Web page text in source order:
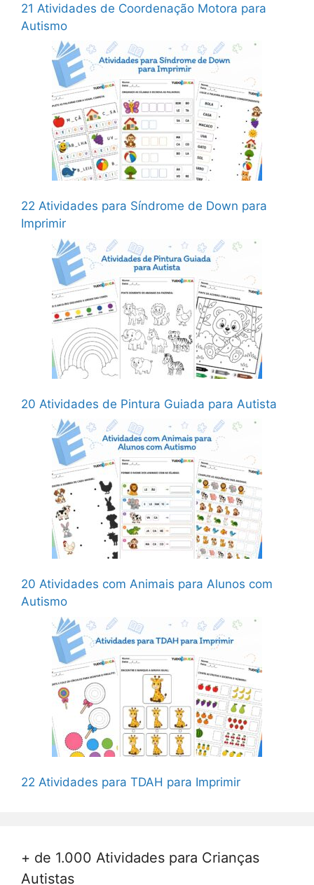
21 Atividades de Coordenação Motora para
Autismo
22 Atividades para Síndrome de Down para
Imprimir
20 Atividades de Pintura Guiada para Autista
20 Atividades com Animais para Alunos com
Autismo
22 Atividades para TDAH para Imprimir
+ de 1.000 Atividades para Crianças
Autistas